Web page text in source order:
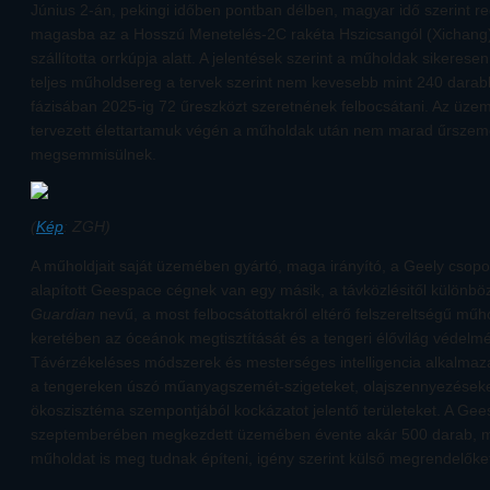
Június 2-án, pekingi időben pontban délben, magyar idő szerint
magasba az a Hosszú Menetelés-2C rakéta Hszicsangól
szállította orrkúpja alatt. A jelentések szerint a műholdak
teljes műholdsereg a tervek szerint nem kevesebb mint 240
fázisában 2025-ig 72 űreszközt szeretnének felbocsátani. Az
tervezett élettartamuk végén a műholdak után nem marad
megsemmisülnek.
(Kép: ZGH)
A műholdjait saját üzemében gyártó, maga irányító, a Geely
alapított Geespace cégnek van egy másik, a távközlésitől
Guardian nevű, a most felbocsátottakról eltérő felszereltségű
keretében az óceánok megtisztítását és a tengeri élővilág
Távérzékeléses módszerek és mesterséges intelligencia
a tengereken úszó műanyagszemét-szigeteket,
ökoszisztéma szempontjából kockázatot jelentő területeket. A
szeptemberében megkezdett üzemében évente akár 500 darab,
műholdat is meg tudnak építeni, igény szerint külső